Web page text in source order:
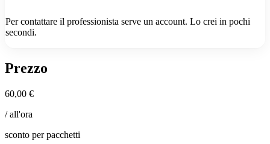
Per contattare il professionista serve un account. Lo crei in pochi
secondi.
Prezzo
60,00 €
/ all'ora
sconto per pacchetti